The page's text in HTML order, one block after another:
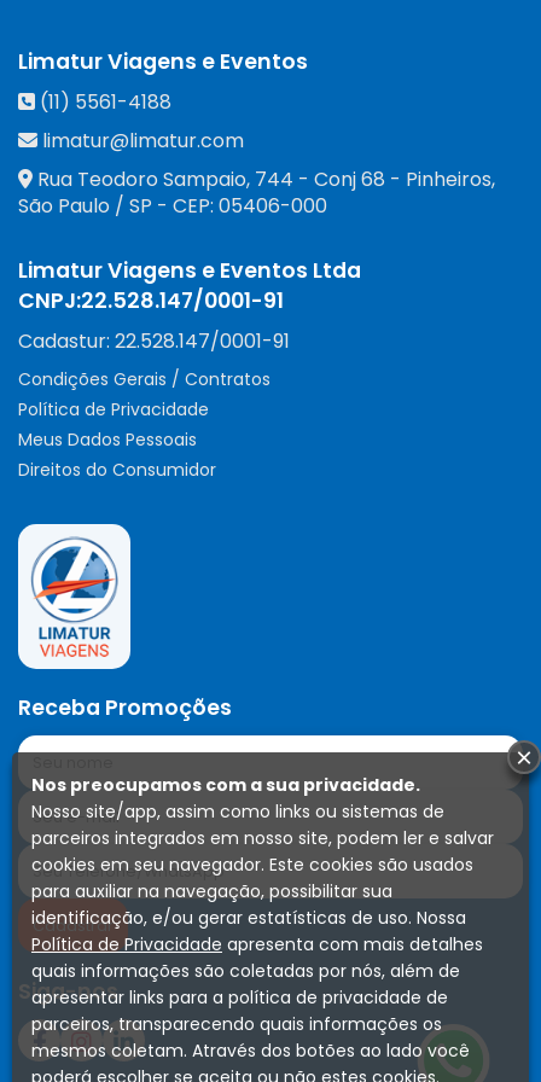
Limatur Viagens e Eventos
(11) 5561-4188
limatur@limatur.com
Rua Teodoro Sampaio, 744 - Conj 68 - Pinheiros,
São Paulo / SP - CEP: 05406-000
Limatur Viagens e Eventos Ltda
CNPJ:22.528.147/0001-91
Cadastur: 22.528.147/0001-91
Condições Gerais / Contratos
Política de Privacidade
Meus Dados Pessoais
Direitos do Consumidor
Receba Promoções
Siga-nos
Nos preocupamos com a sua privacidade.
Nosso site/app, assim como links ou sistemas de
parceiros integrados em nosso site, podem ler e salvar
cookies em seu navegador. Este cookies são usados
para auxiliar na navegação, possibilitar sua
identificação, e/ou gerar estatísticas de uso. Nossa
Política de Privacidade apresenta com mais detalhes
quais informações são coletadas por nós, além de
apresentar links para a política de privacidade de
parceiros, transparecendo quais informações os
mesmos coletam. Através dos botões ao lado você
poderá escolher se aceita ou não estes cookies.
×